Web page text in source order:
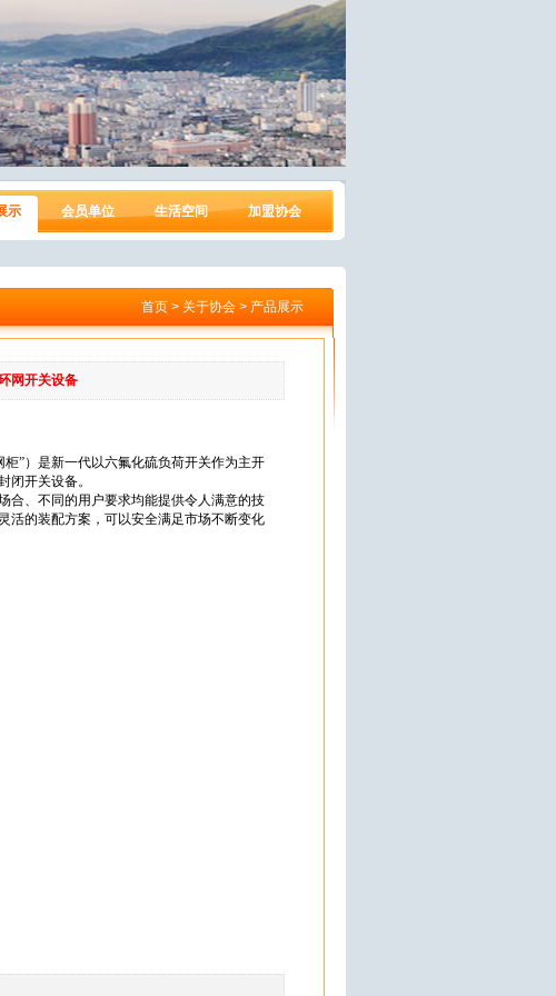
示 会员单位 生活空间 加盟协会
首页 > 关于协会 > 产品展示
网开关设备
”）是新一代以六氟化硫负荷开关作为主开
闭开关设备。
合、不同的用户要求均能提供令人满意的技
活的装配方案，可以安全满足市场不断变化